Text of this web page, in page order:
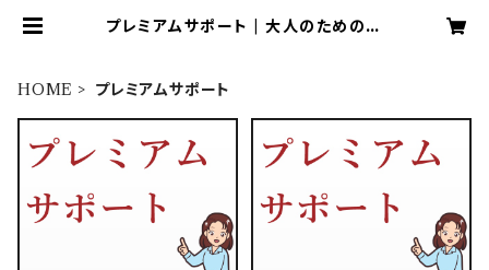
プレミアムサポート | 大人のための算
HOME プレミアムサポート